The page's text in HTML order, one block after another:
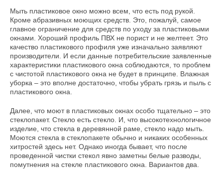
Мыть пластиковое окно можно всем, что есть под рукой.
Кроме абразивных моющих средств. Это, пожалуй, самое
главное ограничение для средств по уходу за пластиковыми
окнами. Хороший профиль ПВХ не порист и не желтеет. Это
качество пластикового профиля уже изначально заявляют
производители. И если данные потребительские заявленные
характеристики пластикового окна соблюдаются, то проблем
с чистотой пластикового окна не будет в принципе. Влажная
уборка – это вполне достаточно, чтобы убрать грязь и пыль с
пластикового окна.
Далее, что моют в пластиковых окнах особо тщательно – это
стеклопакет. Стекло есть стекло. И, что высокотехнологичное
изделие, что стекла в деревянной раме, стекло надо мыть.
Моются стекла в стеклопакете обычно и никаких особенных
хитростей здесь нет. Однако иногда бывает, что после
проведенной чистки стекол явно заметны белые разводы,
помутнения на стекле пластикового окна. Вариантов два.